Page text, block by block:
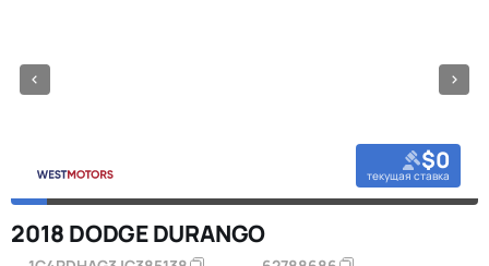
$0
текущая ставка
2018 DODGE DURANGO